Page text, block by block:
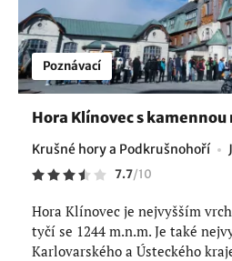
Poznávací
Hora Klínovec s
Krušné hory a Podkrušnohoří
7.7/10
Hora Klínovec je nejvyšším
tyčí se 1244 m.n.m. Je také
Karlovarského a Ústeckého